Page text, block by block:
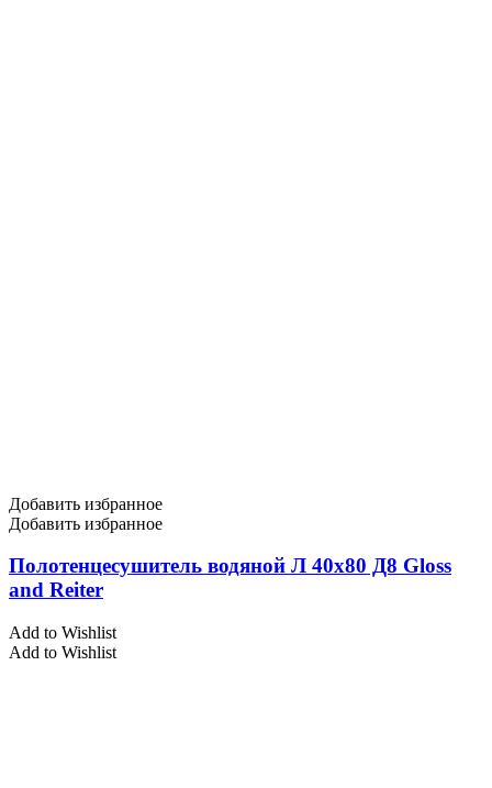
Добавить избранное
Добавить избранное
Полотенцесушитель водяной Л 40х80 Д8 Gloss
and Reiter
Add to Wishlist
Add to Wishlist